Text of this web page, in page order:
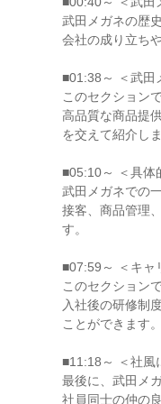
武田メガネの歴
会社の成り立ち
■01:38～ ＜武田
このセクション
高品質な商品提
を交えて紹介し
■05:10～ ＜具体
武田メガネでの
接客、商品管理
す。
■07:59～ ＜キャ
このセクション
入社後の研修制
ことができます
■11:18～ ＜社風
最後に、武田メ
社員同士の仲の